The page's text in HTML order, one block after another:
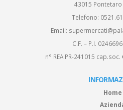
43015 Pontetaro
Telefono:
Email:
C.F. – P.I.
n° REA PR-241015
Home